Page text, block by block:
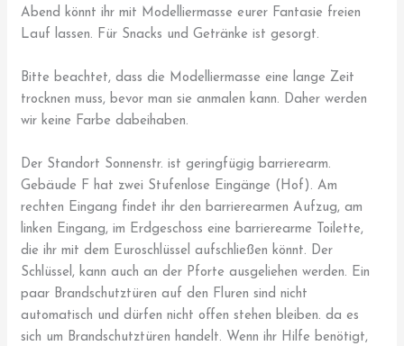
Abend könnt ihr mit Modelliermasse eurer Fantasie freien
Lauf lassen. Für Snacks und Getränke ist gesorgt.
Bitte beachtet, dass die Modelliermasse eine lange Zeit
trocknen muss, bevor man sie anmalen kann. Daher werden
wir keine Farbe dabeihaben.
Der Standort Sonnenstr. ist geringfügig barrierearm.
Gebäude F hat zwei Stufenlose Eingänge (Hof). Am
rechten Eingang findet ihr den barrierearmen Aufzug, am
linken Eingang, im Erdgeschoss eine barrierearme Toilette,
die ihr mit dem Euroschlüssel aufschließen könnt. Der
Schlüssel, kann auch an der Pforte ausgeliehen werden. Ein
paar Brandschutztüren auf den Fluren sind nicht
automatisch und dürfen nicht offen stehen bleiben. da es
sich um Brandschutztüren handelt. Wenn ihr Hilfe benötigt,